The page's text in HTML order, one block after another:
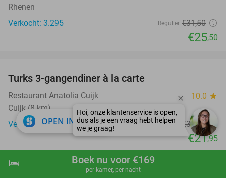
shopping_cart Boek nu
hotel Boek nu voor €169
per kamer, per nacht
Rhenen
Verkocht: 3.295
Regulier €31,50
€25,50
Turks 3-gangendiner à la carte
Restaurant Anatolia Cuijk 10.0 star
Cuijk (8 km)
Verkocht: 71
Regulier €39,15
€21,95
OPEN IN APP close